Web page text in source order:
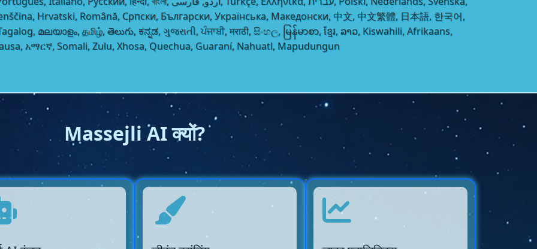
Hrvatski, Română, Српски, Български, Українська, Македонски, 中文, 中文繁體, 日本語, 한국어,
മലയാളം, தமிழ், తెలుగు, ಕನ್ನಡ, ગુજરાતી, ਪੰਜਾਬੀ, मराठी, සිංහල, မြန်မာစာ, ខ្មែរ, ລາວ, Kiswahili, Afrikaans,
አማርኛ, Somali, Zulu, Xhosa, Quechua, Guaraní, Nahuatl, Mapudungun
Massejli AI क्यों?